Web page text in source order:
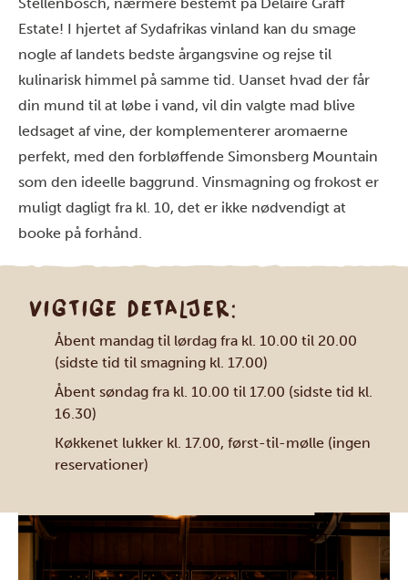
Estate! I hjertet af Sydafrikas vinland kan du smage
nogle af landets bedste årgangsvine og rejse til
kulinarisk himmel på samme tid. Uanset hvad der får
din mund til at løbe i vand, vil din valgte mad blive
ledsaget af vine, der komplementerer aromaerne
perfekt, med den forbløffende Simonsberg Mountain
som den ideelle baggrund. Vinsmagning og frokost er
muligt dagligt fra kl. 10, det er ikke nødvendigt at
booke på forhånd.
VIGTIGE DETALJER:
Åbent mandag til lørdag fra kl. 10.00 til 20.00
(sidste tid til smagning kl. 17.00)
Åbent søndag fra kl. 10.00 til 17.00 (sidste tid kl.
16.30)
Køkkenet lukker kl. 17.00, først-til-mølle (ingen
reservationer)